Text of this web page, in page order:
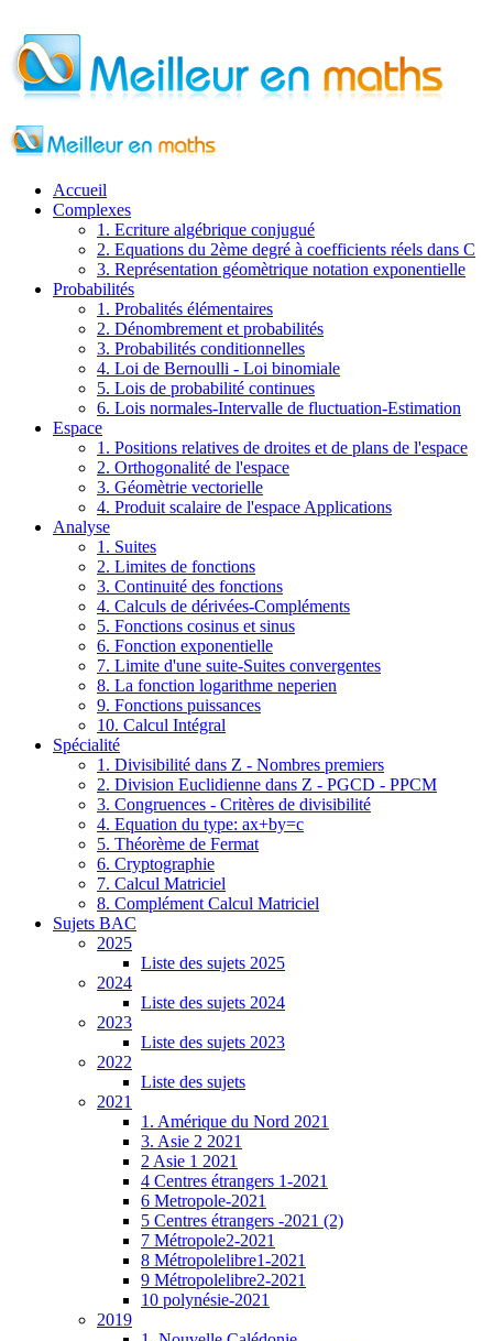
Accueil
Complexes
1. Ecriture algébrique conjugué
2. Equations du 2ème degré à coefficients réels dans C
3. Représentation géomètrique notation exponentielle
Probabilités
1. Probalités élémentaires
2. Dénombrement et probabilités
3. Probabilités conditionnelles
4. Loi de Bernoulli - Loi binomiale
5. Lois de probabilité continues
6. Lois normales-Intervalle de fluctuation-Estimation
Espace
1. Positions relatives de droites et de plans de l'espace
2. Orthogonalité de l'espace
3. Géomètrie vectorielle
4. Produit scalaire de l'espace Applications
Analyse
1. Suites
2. Limites de fonctions
3. Continuité des fonctions
4. Calculs de dérivées-Compléments
5. Fonctions cosinus et sinus
6. Fonction exponentielle
7. Limite d'une suite-Suites convergentes
8. La fonction logarithme neperien
9. Fonctions puissances
10. Calcul Intégral
Spécialité
1. Divisibilité dans Z - Nombres premiers
2. Division Euclidienne dans Z - PGCD - PPCM
3. Congruences - Critères de divisibilité
4. Equation du type: ax+by=c
5. Théorème de Fermat
6. Cryptographie
7. Calcul Matriciel
8. Complément Calcul Matriciel
Sujets BAC
2025
Liste des sujets 2025
2024
Liste des sujets 2024
2023
Liste des sujets 2023
2022
Liste des sujets
2021
1. Amérique du Nord 2021
3. Asie 2 2021
2 Asie 1 2021
4 Centres étrangers 1-2021
6 Metropole-2021
5 Centres étrangers -2021 (2)
7 Métropole2-2021
8 Métropolelibre1-2021
9 Métropolelibre2-2021
10 polynésie-2021
2019